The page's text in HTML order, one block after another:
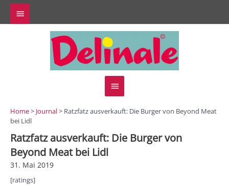
Zum
Inhalt
springen
Above
Hauptmenü
Home> Journal> Ratzfatz ausverkauft: Die Burger von Beyond Meat
bei Lidl
Ratzfatz ausverkauft: Die Burger von
Beyond Meat bei Lidl
31. Mai 2019
[ratings]